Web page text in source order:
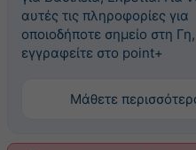
αυτές τις πληροφορίες για
οποιοδήποτε σημείο στη Γη,
εγγραφείτε στο point+
Μάθετε